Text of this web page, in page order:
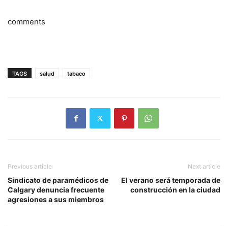
comments
TAGS salud tabaco
Previous article
Sindicato de paramédicos de
Calgary denuncia frecuente
agresiones a sus miembros
Next article
El verano será temporada de
construcción en la ciudad